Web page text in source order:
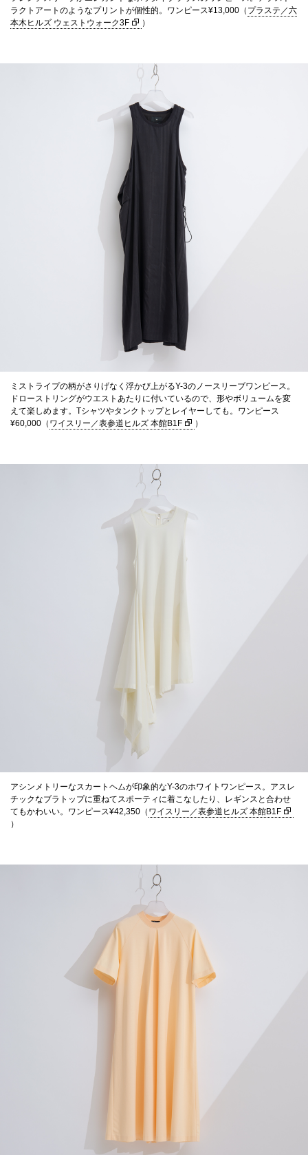
ラクトアートのようなプリントが個性的。ワンピース¥13,000（ プラステ／六
本木ヒルズ ウェストウォーク3F
）
ミストライプの柄がさりげなく浮かび上がるY-3のノースリーブワンピース。
ドローストリングがウエストあたりに付いているので、形やボリュームを変
えて楽しめます。Tシャツやタンクトップとレイヤーしても。ワンピース
¥60,000（ ワイスリー／表参道ヒルズ 本館B1F ）
アシンメトリーなスカートヘムが印象的なY-3のホワイトワンピース。アスレ
チックなブラトップに重ねてスポーティに着こなしたり、レギンスと合わせ
てもかわいい。ワンピース¥42,350（ ワイスリー／表参道ヒルズ 本館B1F
）